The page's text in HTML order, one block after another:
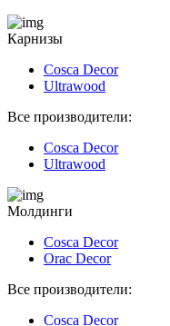
Карнизы
Cosca Decor
Ultrawood
Все производители:
Cosca Decor
Ultrawood
Молдинги
Cosca Decor
Orac Decor
Все производители:
Cosca Decor